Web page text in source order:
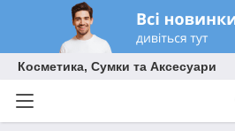
Косметика, Сумки та Аксесуари